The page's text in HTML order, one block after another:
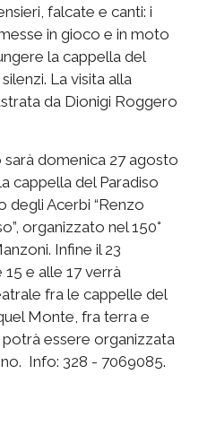
falcate e canti: i
in gioco e in moto
la cappella del
La visita alla
da Dionigi Roggero
domenica 27 agosto
cappella del Paradiso
Acerbi “Renzo
organizzato nel 150°
Infine il 23
e alle 17 verrà
fra le cappelle del
Monte, fra terra e
potrà essere organizzata
Info: 328 - 7069085.